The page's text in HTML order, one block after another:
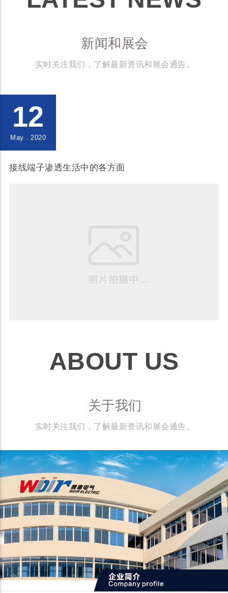
新闻和展会
实时关注我们，了解最新资讯和展会通告。
12
May . 2020
接线端子渗透生活中的各方面
ABOUT US
关于我们
实时关注我们，了解最新资讯和展会通告。